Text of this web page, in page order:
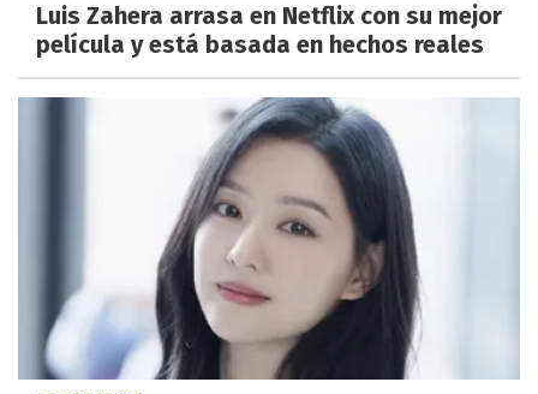
Luis Zahera arrasa en Netflix con su mejor
película y está basada en hechos reales